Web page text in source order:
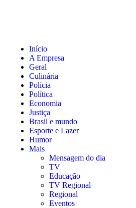
Início
A Empresa
Geral
Culinária
Polícia
Política
Economia
Justiça
Brasil e mundo
Esporte e Lazer
Humor
Mais
Mensagem do dia
TV
Educação
TV Regional
Regional
Eventos